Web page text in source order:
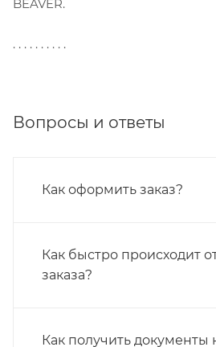
BEAVER.
. . . . . . . . . .
Вопросы и ответы
Как оформить заказ?
Как быстро происходит
заказа?
Как получить документы